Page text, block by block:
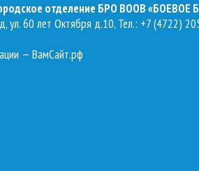
отделение БРО ВООВ «БОЕВОЕ
ул. 60 лет Октября д.10, Тел.: +7 (4722)
— ВамСайт.рф